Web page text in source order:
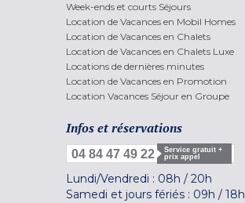
Week-ends et courts Séjours
Location de Vacances en Mobil Homes
Location de Vacances en Chalets
Location de Vacances en Chalets Luxe
Locations de dernières minutes
Location de Vacances en Promotion
Location Vacances Séjour en Groupe
Infos et réservations
04 84 47 49 22
Service gratuit +
prix appel
Lundi/Vendredi : 08h / 20h
Samedi et jours fériés : 09h / 18h